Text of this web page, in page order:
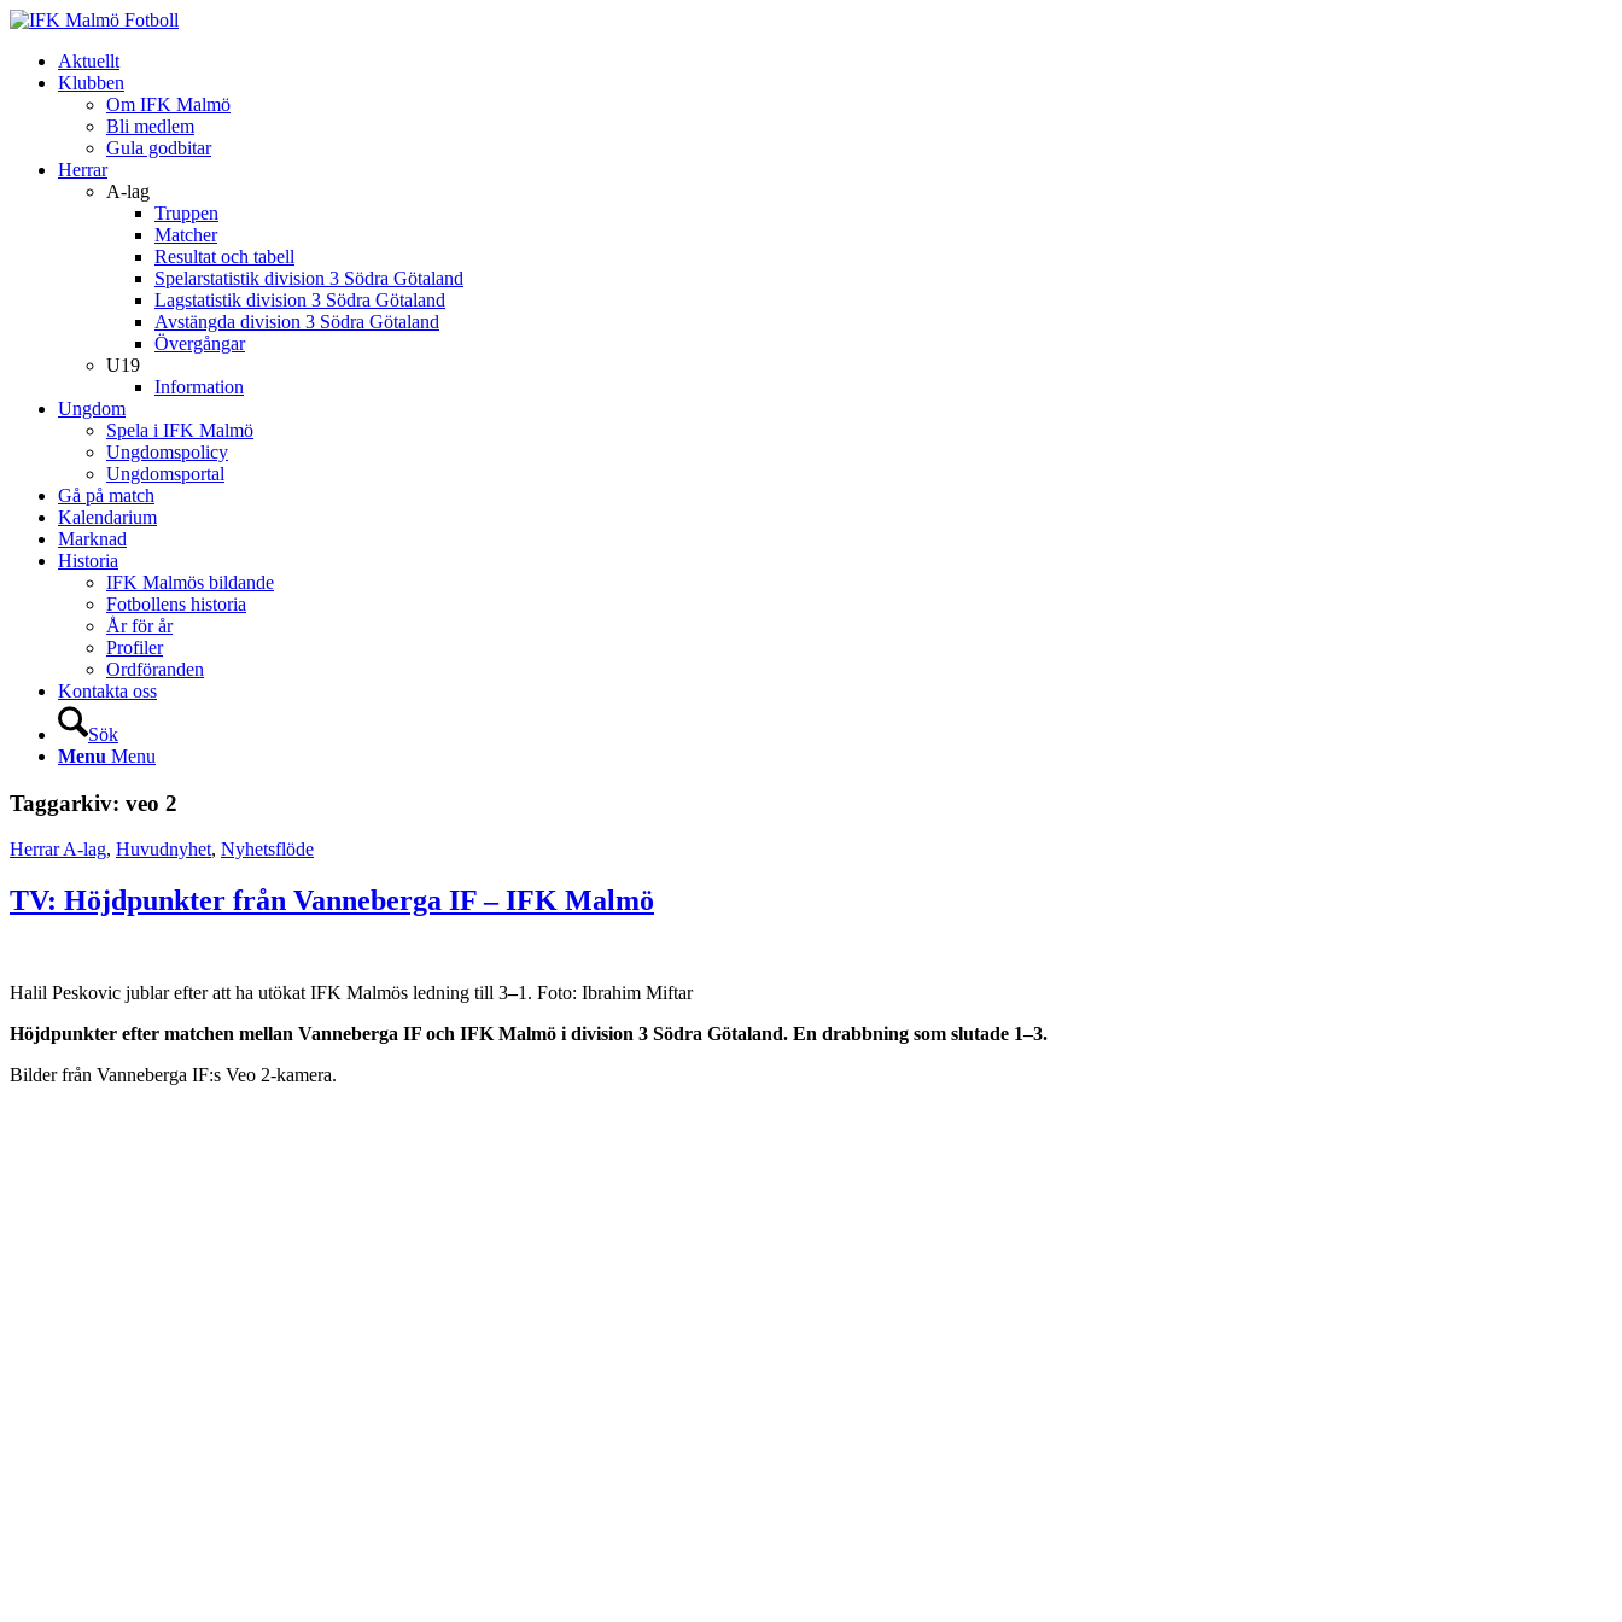
Aktuellt
Klubben
Om IFK Malmö
Bli medlem
Gula godbitar
Herrar
A-lag
Truppen
Matcher
Resultat och tabell
Spelarstatistik division 3 Södra Götaland
Lagstatistik division 3 Södra Götaland
Avstängda division 3 Södra Götaland
Övergångar
U19
Information
Ungdom
Spela i IFK Malmö
Ungdomspolicy
Ungdomsportal
Gå på match
Kalendarium
Marknad
Historia
IFK Malmös bildande
Fotbollens historia
År för år
Profiler
Ordföranden
Kontakta oss
Sök
Menu Menu
Taggarkiv: veo 2
Herrar A-lag, Huvudnyhet, Nyhetsflöde
TV: Höjdpunkter från Vanneberga IF – IFK Malmö
Halil Peskovic jublar efter att ha utökat IFK Malmös ledning till 3–1. Foto: Ibrahim Miftar
Höjdpunkter efter matchen mellan Vanneberga IF och IFK Malmö i division 3 Södra Götaland. En drabbning som slutade 1–3.
Bilder från Vanneberga IF:s Veo 2-kamera.